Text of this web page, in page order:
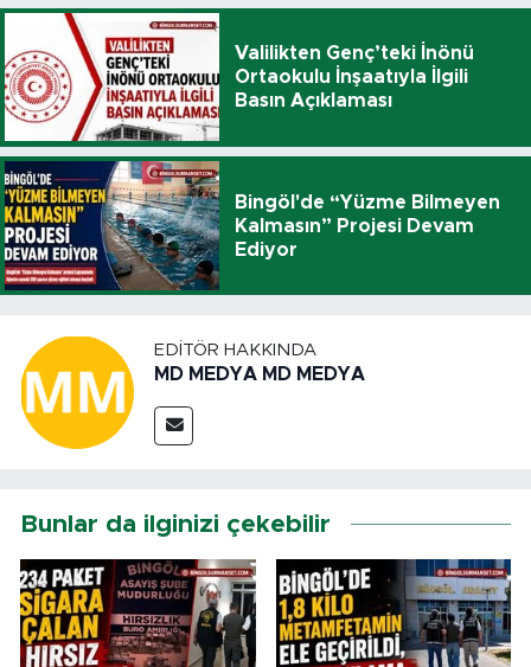
Valilikten Genç’teki İnönü
Ortaokulu İnşaatıyla İlgili
Basın Açıklaması
Bingöl'de “Yüzme Bilmeyen
Kalmasın” Projesi Devam
Ediyor
EDITÖR HAKKINDA
MD MEDYA MD MEDYA
Bunlar da ilginizi çekebilir